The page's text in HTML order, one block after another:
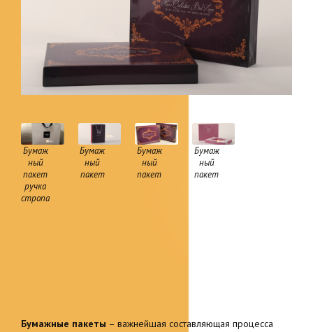
Бумаж
ный
пакет
ручка
стропа
Бумаж
ный
пакет
Бумаж
ный
пакет
Бумаж
ный
пакет
Бумажные пакеты – важнейшая составляющая процесса